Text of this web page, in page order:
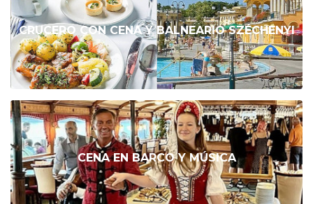
CRUCERO CON CENA Y BALNEARIO SZÉCHENYI
CENA EN BARCO Y MÚSICA